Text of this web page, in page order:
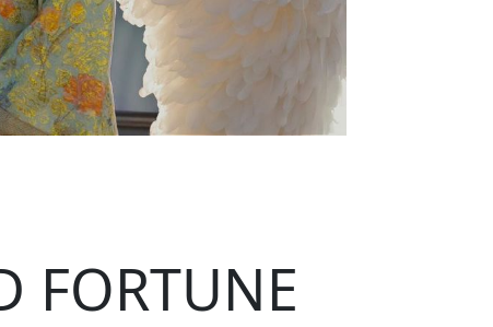
FORTUNE